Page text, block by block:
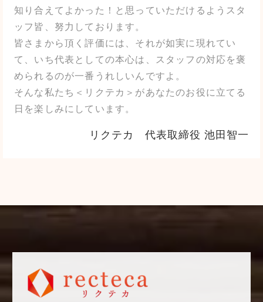
知り合えてよかった！と思っていただけるようスタ
ッフ皆、努力しております。
皆さまから頂く評価には、それが如実に現れてい
て、いち代表としての本心は、スタッフの対応を褒
められるのが一番うれしいんですよ。
そんな私たち＜リクテカ＞があなたのお役に立てる
日を楽しみにしています。
リクテカ 代表取締役 池田智一